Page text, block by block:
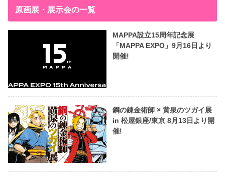
原画展・展示会の一覧
MAPPA設立15周年記念展
「MAPPA EXPO」9月16日より
開催!
鋼の錬金術師 × 黄泉のツガイ展
in 松屋銀座/東京 8月13日より開
催!